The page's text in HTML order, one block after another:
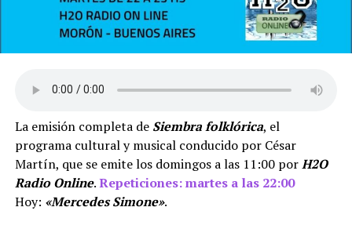
La emisión completa de Siembra folklórica, el
programa cultural y musical conducido por César
Martín, que se emite los domingos a las 11:00 porH2O
Radio Online.Repeticiones: martes a las 22:00
Hoy: «Mercedes Simone».